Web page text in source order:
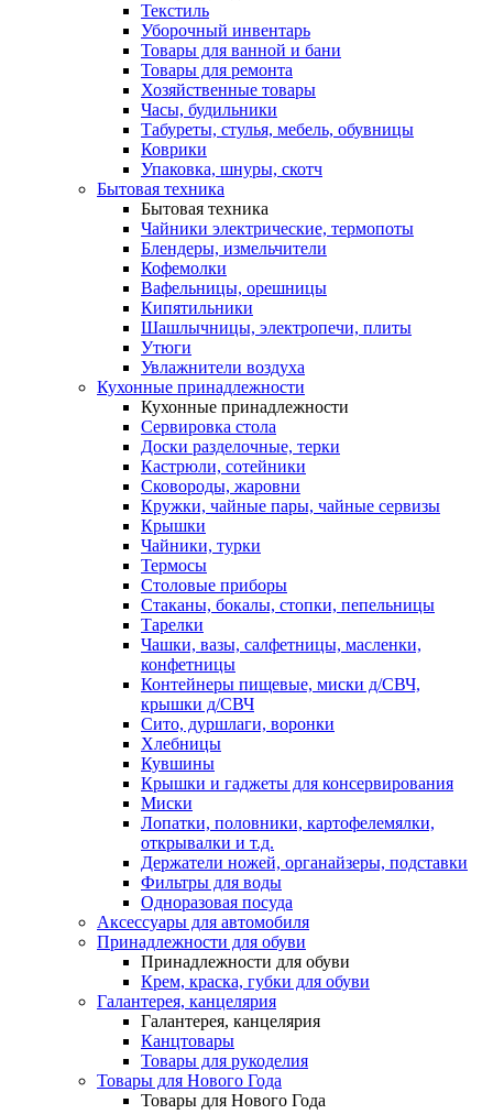
Текстиль
Уборочный инвентарь
Товары для ванной и бани
Товары для ремонта
Хозяйственные товары
Часы, будильники
Табуреты, стулья, мебель, обувницы
Коврики
Упаковка, шнуры, скотч
Бытовая техника
Бытовая техника
Чайники электрические, термопоты
Блендеры, измельчители
Кофемолки
Вафельницы, орешницы
Кипятильники
Шашлычницы, электропечи, плиты
Утюги
Увлажнители воздуха
Кухонные принадлежности
Кухонные принадлежности
Сервировка стола
Доски разделочные, терки
Кастрюли, сотейники
Сковороды, жаровни
Кружки, чайные пары, чайные сервизы
Крышки
Чайники, турки
Термосы
Столовые приборы
Стаканы, бокалы, стопки, пепельницы
Тарелки
Чашки, вазы, салфетницы, масленки,
конфетницы
Контейнеры пищевые, миски д/СВЧ,
крышки д/СВЧ
Сито, дуршлаги, воронки
Хлебницы
Кувшины
Крышки и гаджеты для консервирования
Миски
Лопатки, половники, картофелемялки,
открывалки и т.д.
Держатели ножей, органайзеры, подставки
Фильтры для воды
Одноразовая посуда
Аксессуары для автомобиля
Принадлежности для обуви
Принадлежности для обуви
Крем, краска, губки для обуви
Галантерея, канцелярия
Галантерея, канцелярия
Канцтовары
Товары для рукоделия
Товары для Нового Года
Товары для Нового Года